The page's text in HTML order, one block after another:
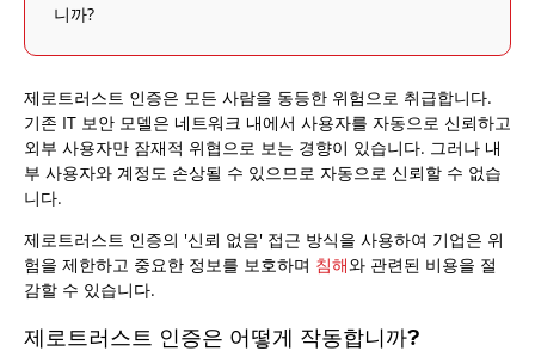
니까?
제로트러스트 인증은 모든 사람을 동등한 위험으로 취급합니다.
기존 IT 보안 모델은 네트워크 내에서 사용자를 자동으로 신뢰하고
외부 사용자만 잠재적 위협으로 보는 경향이 있습니다. 그러나 내
부 사용자와 계정도 손상될 수 있으므로 자동으로 신뢰할 수 없습
니다.
제로트러스트 인증의 '신뢰 없음' 접근 방식을 사용하여 기업은 위
험을 제한하고 중요한 정보를 보호하며 침해와 관련된 비용을 절
감할 수 있습니다.
제로트러스트 인증은 어떻게 작동합니까?